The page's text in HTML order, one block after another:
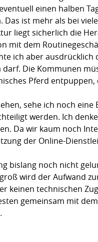
einen halben
ist mehr als bei
liegt sicherlich die
mit dem
ich aber
Die Kommunen
Pferd
sehe ich noch
werden. Ich
Da wir kaum noch
der Online-
bislang noch nicht
wird der Aufwand
keinen technischen
gemeinsam mit